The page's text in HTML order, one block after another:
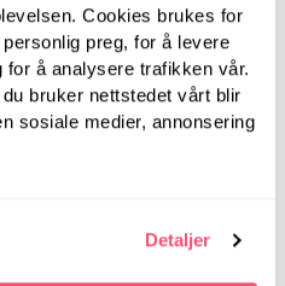
Cookies brukes for
preg, for å levere
å analysere trafikken vår.
bruker nettstedet vårt blir
sosiale medier, annonsering
Detaljer